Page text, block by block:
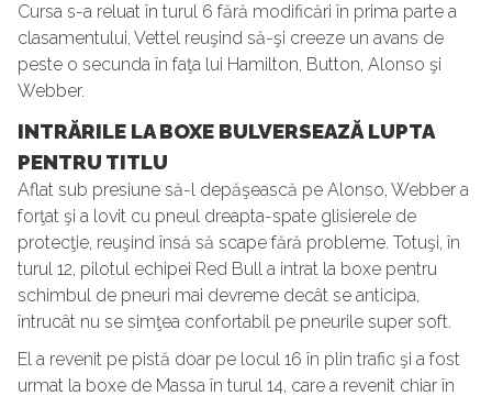
Cursa s-a reluat în turul 6 fără modificări în prima parte a
clasamentului, Vettel reuşind să-şi creeze un avans de
peste o secunda în faţa lui Hamilton, Button, Alonso şi
Webber.
INTRĂRILE LA BOXE BULVERSEAZĂ LUPTA
PENTRU TITLU
Aflat sub presiune să-l depăşească pe Alonso, Webber a
forţat şi a lovit cu pneul dreapta-spate glisierele de
protecţie, reuşind însă să scape fără probleme. Totuşi, în
turul 12, pilotul echipei Red Bull a intrat la boxe pentru
schimbul de pneuri mai devreme decât se anticipa,
întrucât nu se simţea confortabil pe pneurile super soft.
El a revenit pe pistă doar pe locul 16 în plin trafic şi a fost
urmat la boxe de Massa în turul 14, care a revenit chiar în